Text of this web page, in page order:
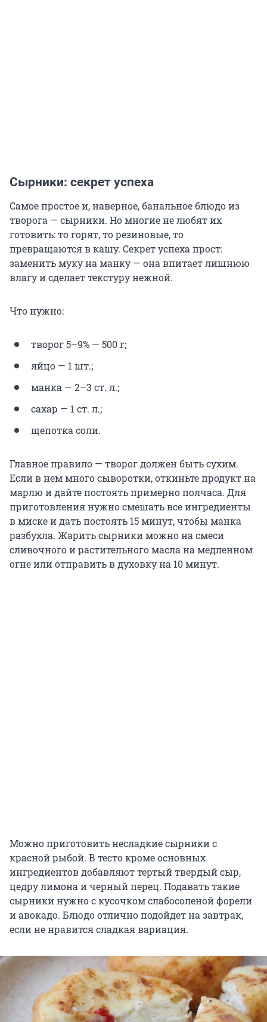
Сырники: секрет успеха
Самое простое и, наверное, банальное блюдо из
творога — сырники. Но многие не любят их
готовить: то горят, то резиновые, то
превращаются в кашу. Секрет успеха прост:
заменить муку на манку — она впитает лишнюю
влагу и сделает текстуру нежной.
Что нужно:
творог 5–9% — 500 г;
яйцо — 1 шт.;
манка — 2–3 ст. л.;
сахар — 1 ст. л.;
щепотка соли.
Главное правило — творог должен быть сухим.
Если в нем много сыворотки, откиньте продукт на
марлю и дайте постоять примерно полчаса. Для
приготовления нужно смешать все ингредиенты
в миске и дать постоять 15 минут, чтобы манка
разбухла. Жарить сырники можно на смеси
сливочного и растительного масла на медленном
огне или отправить в духовку на 10 минут.
Можно приготовить несладкие сырники с
красной рыбой. В тесто кроме основных
ингредиентов добавляют тертый твердый сыр,
цедру лимона и черный перец. Подавать такие
сырники нужно с кусочком слабосоленой форели
и авокадо. Блюдо отлично подойдет на завтрак,
если не нравится сладкая вариация.